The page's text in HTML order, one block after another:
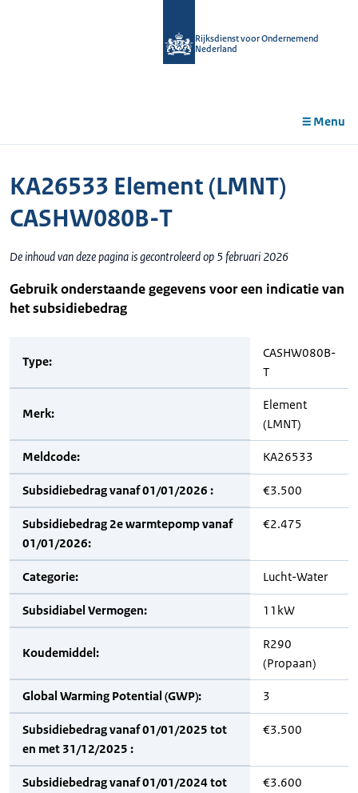
Rijksdienst voor Ondernemend
Nederland
Menu
KA26533 Element (LMNT)
CASHW080B-T
De inhoud van deze pagina is gecontroleerd op 5 februari 2026
Gebruik onderstaande gegevens voor een indicatie van
het subsidiebedrag
Type:
CASHW080B-
T
Merk:
Element
(LMNT)
Meldcode: KA26533
Subsidiebedrag vanaf 01/01/2026 : €3.500
Subsidiebedrag 2e warmtepomp vanaf
01/01/2026:
€2.475
Categorie: Lucht-Water
Subsidiabel Vermogen: 11kW
Koudemiddel:
R290
(Propaan)
Global Warming Potential (GWP): 3
Subsidiebedrag vanaf 01/01/2025 tot
en met 31/12/2025 :
€3.500
Subsidiebedrag vanaf 01/01/2024 tot
€3.600